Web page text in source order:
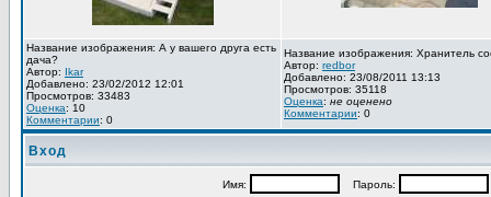
Название изображения: А у вашего друга есть
дача?
Автор: Ikar
Добавлено: 23/02/2012 12:01
Просмотров: 33483
Оценка: 10
Комментарии: 0
Название изображения: Хранитель
Автор: redbor
Добавлено: 23/08/2011 13:13
Просмотров: 35118
Оценка: не оценено
Комментарии: 0
Вход
Имя: Пароль: